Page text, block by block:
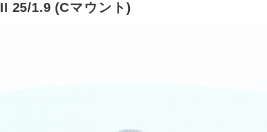
II 25/1.9 (Cマウント)